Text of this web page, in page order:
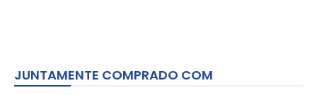
JUNTAMENTE COMPRADO COM